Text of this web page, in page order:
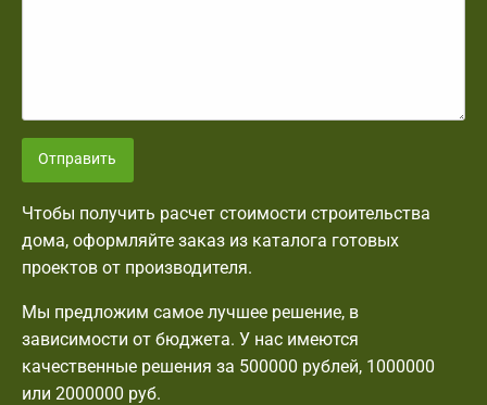
Отправить
Чтобы получить расчет стоимости строительства
дома, оформляйте заказ из каталога готовых
проектов от производителя.
Мы предложим самое лучшее решение, в
зависимости от бюджета. У нас имеются
качественные решения за 500000 рублей, 1000000
или 2000000 руб.